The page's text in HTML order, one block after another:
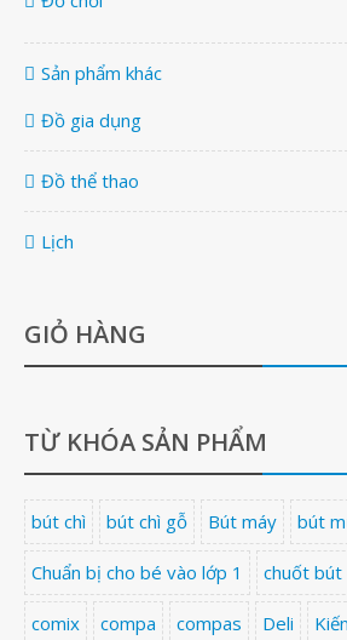
Sản phẩm khác
Đồ gia dụng
Đồ thể thao
Lịch
GIỎ HÀNG
TỪ KHÓA SẢN PHẨM
bút chì bút chì gỗ Bút máy bút
Chuẩn bị cho bé vào lớp 1 chuốt bút
comix compa compas Deli